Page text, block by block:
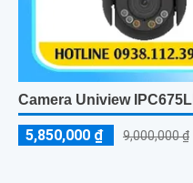
Camera Uniview
5,850,000 ₫ 9,000,000 ₫